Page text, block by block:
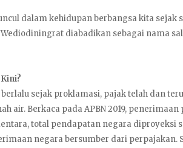
dalam kehidupan berbangsa kita sejak
diabadikan sebagai nama
sejak proklamasi, pajak telah dan
air. Berkaca pada APBN 2019,
total pendapatan negara diproyeksi
negara bersumber dari perpajakan.